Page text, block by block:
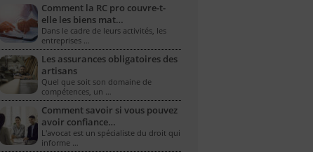
Comment la RC pro couvre-t-
elle les biens mat…
Dans le cadre de leurs activités, les
entreprises …
Les assurances obligatoires des
artisans
Quel que soit son domaine de
compétences, un …
Comment savoir si vous pouvez
avoir confiance…
L'avocat est un spécialiste du droit qui
informe …